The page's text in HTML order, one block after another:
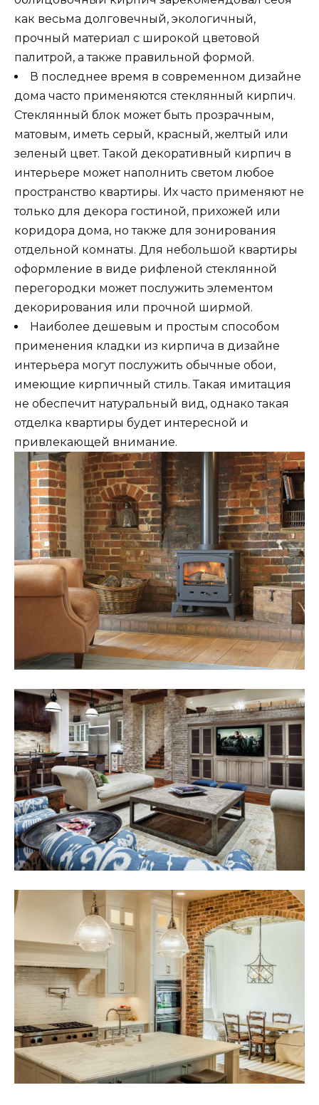
как весьма долговечный, экологичный,
прочный материал с широкой цветовой
палитрой, а также правильной формой.
В последнее время в современном дизайне
дома часто применяются стеклянный кирпич.
Стеклянный блок может быть прозрачным,
матовым, иметь серый, красный, желтый или
зеленый цвет. Такой декоративный кирпич в
интерьере может наполнить светом любое
пространство квартиры. Их часто применяют не
только для декора гостиной, прихожей или
коридора дома, но также для зонирования
отдельной комнаты. Для небольшой квартиры
оформление в виде рифленой стеклянной
перегородки может послужить элементом
декорирования или прочной ширмой.
Наиболее дешевым и простым способом
применения кладки из кирпича в дизайне
интерьера могут послужить обычные обои,
имеющие кирпичный стиль. Такая имитация
не обеспечит натуральный вид, однако такая
отделка квартиры будет интересной и
привлекающей внимание.